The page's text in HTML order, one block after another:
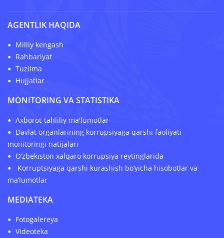
AGENTLIK HAQIDA
Milliy kengash
Rahbariyat
Tuzilma
Hujjatlar
MONITORING VA STATISTIKA
Axborot-tahliliy ma'lumotlar
Davlat organlarining korrupsiyaga qarshi faoliyati
monitoringi natijalari
O‘zbekiston xalqaro korrupsiya reytinglarida
Korruptsiyaga qarshi kurashish bo‘yicha hisobotlar va
ma’lumotlar
MEDIATEKA
Fotogalereya
Videoteka